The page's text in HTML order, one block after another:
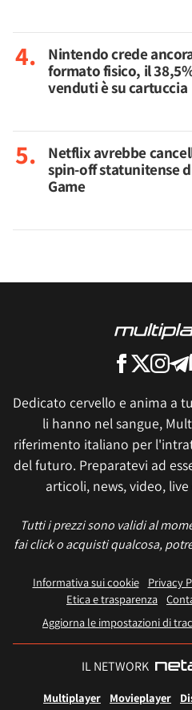
Nintendo crede
formato fisico, il
venduti è su cartuccia
Netflix avrebbe
spin-off statunitense
Game
Dedicato cervello e anima a
li hanno nel sangue,
riferimento italiano per
del futuro. Preparatevi ad
articoli, news, video,
Tutti i prezzi sono validi al
fai click o acquisti qualcosa,
Informativa sui cookie Privacy
Etica e trasparenza
Aggiorna le impostazioni di
IL NETWORK
Multiplayer Movieplayer